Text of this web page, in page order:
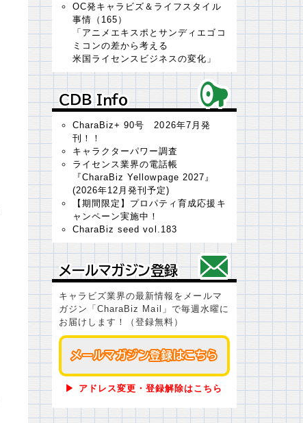
OC発キャラビズ＆ライフスタイル
事情（165）
「アニメエキスポとサンディエゴコ
ミコンの差から考える
米国ライセンスビジネスの変化」
ＣＤＢ Ｉｎｆｏ
ＣＤＢ Ｉｎｆｏ
CharaBiz+ 90号 2026年7月発
刊！！
キャラクターパワー調査
ライセンス業界の電話帳
『CharaBiz Yellowpage 2027』
(2026年12月発刊予定)
【期間限定】プロパティ育成応援キ
ャンペーン実施中！
CharaBiz seed vol.183
メールマガジン登録
メールマガジン登録
キャラビズ業界の最新情報をメールマ
ガジン「CharaBiz Mail」で毎週水曜に
お届けします！（登録無料）
メールマガジン登録はこちら
メールマガジン登録はこちら
▶ アドレス変更・登録解除はこちら